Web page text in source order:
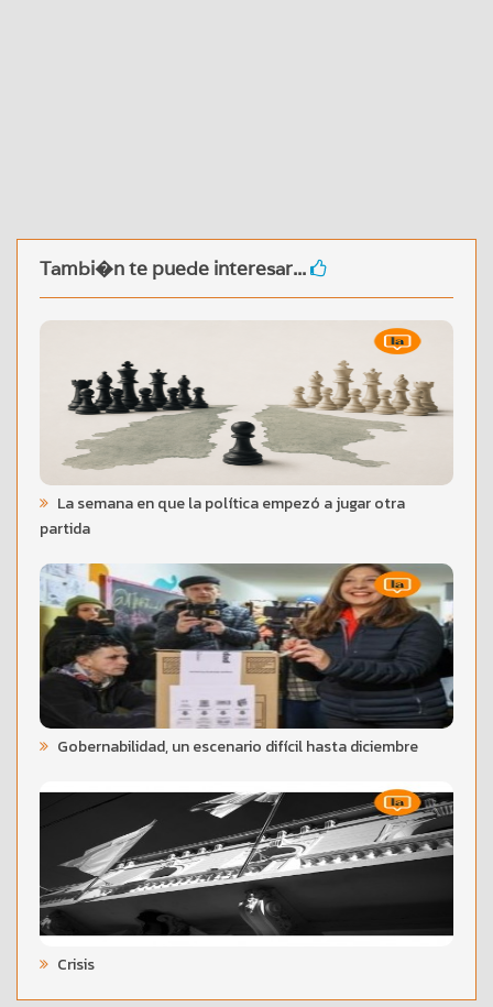
Tambi�n te puede interesar...
La semana en que la política empezó a jugar otra
partida
Gobernabilidad, un escenario difícil hasta diciembre
Crisis